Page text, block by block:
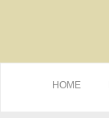
HOME